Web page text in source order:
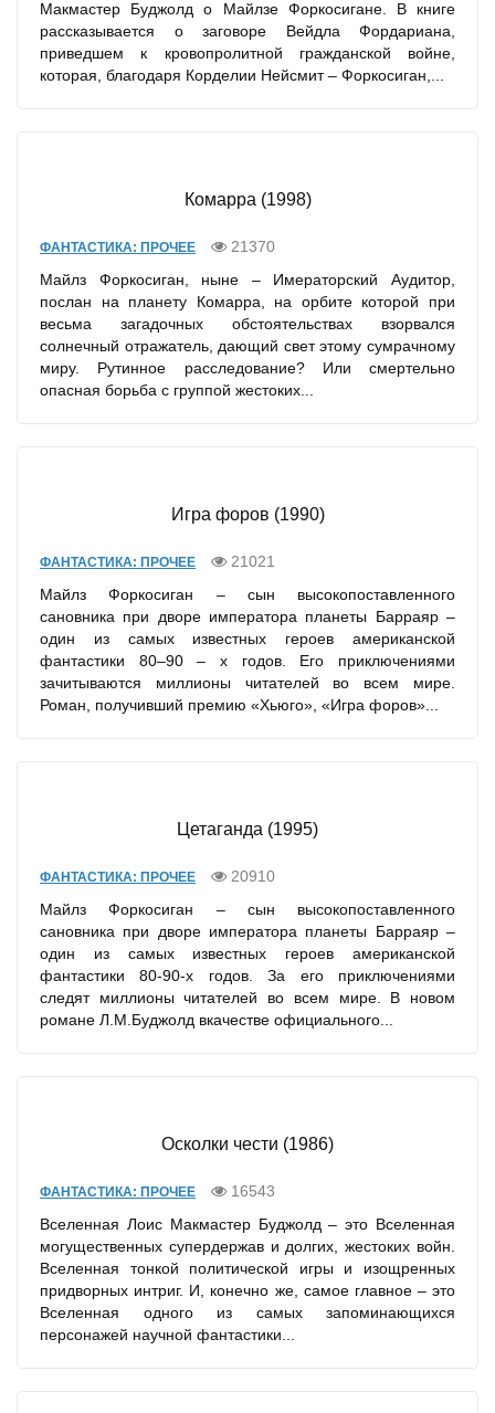
Макмастер Буджолд о Майлзе Форкосигане. В книге
рассказывается о заговоре Вейдла Фордариана,
приведшем к кровопролитной гражданской войне,
которая, благодаря Корделии Нейсмит – Форкосиган,...
Комарра (1998)
ФАНТАСТИКА: ПРОЧЕЕ
21370
Майлз Форкосиган, ныне – Имераторский Аудитор,
послан на планету Комарра, на орбите которой при
весьма загадочных обстоятельствах взорвался
солнечный отражатель, дающий свет этому сумрачному
миру. Рутинное расследование? Или смертельно
опасная борьба с группой жестоких...
Игра форов (1990)
ФАНТАСТИКА: ПРОЧЕЕ
21021
Майлз Форкосиган – сын высокопоставленного
сановника при дворе императора планеты Барраяр –
один из самых известных героев американской
фантастики 80–90 – х годов. Его приключениями
зачитываются миллионы читателей во всем мире.
Роман, получивший премию «Хьюго», «Игра форов»...
Цетаганда (1995)
ФАНТАСТИКА: ПРОЧЕЕ
20910
Майлз Форкосиган – сын высокопоставленного
сановника при дворе императора планеты Барраяр –
один из самых известных героев американской
фантастики 80-90-х годов. За его приключениями
следят миллионы читателей во всем мире. В новом
романе Л.М.Буджолд вкачестве официального...
Осколки чести (1986)
ФАНТАСТИКА: ПРОЧЕЕ
16543
Вселенная Лоис Макмастер Буджолд – это Вселенная
могущественных супердержав и долгих, жестоких войн.
Вселенная тонкой политической игры и изощренных
придворных интриг. И, конечно же, самое главное – это
Вселенная одного из самых запоминающихся
персонажей научной фантастики...